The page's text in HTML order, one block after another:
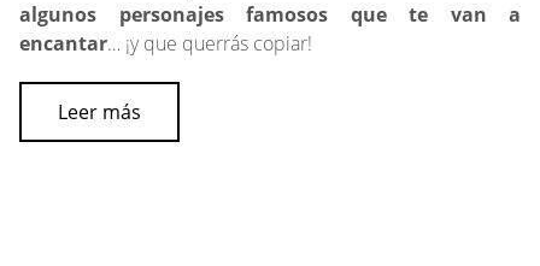
algunos personajes famosos que te van a
encantar… ¡y que querrás copiar!
Leer más